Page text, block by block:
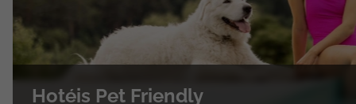
Hotéis Pet Friendly